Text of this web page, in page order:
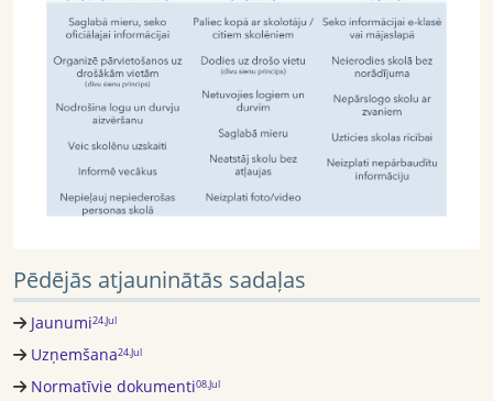
Pēdējās atjauninātās sadaļas
Jaunumi24.Jul
Uzņemšana24.Jul
Normatīvie dokumenti08.Jul